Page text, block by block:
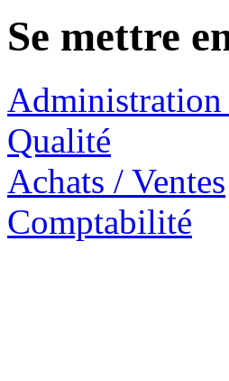
Se mettre
Administration
Qualité
Achats / Ventes
Comptabilité